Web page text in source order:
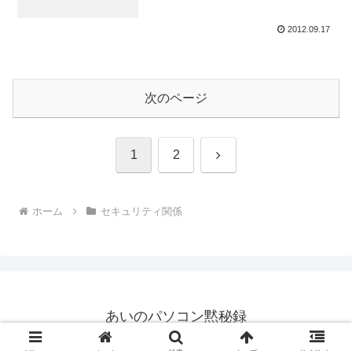
2012.09.17
次のページ
1 2 次
ホーム セキュリティ関係
あいのパソコン黙秘録
© 2006 あいのパソコン黙秘録.